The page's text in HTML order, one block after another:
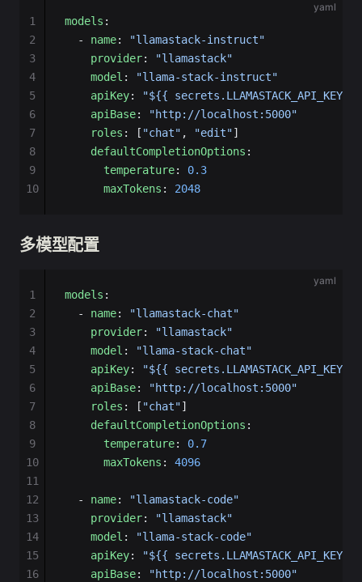
yaml
models :
  -
name:
"llamastack-instruct"
    provider
:
"llamastack"
    model
:
"llama-stack-instruct"
    apiKey
:
"${{ secrets.LLAMASTACK_API_KEY
    apiBase
:
"http://localhost:5000"
    roles
: [ "chat" , "edit"]
    defaultCompletionOptions
:
      temperature
: 0.3
      maxTokens
: 2048
1
2
3
4
5
6
7
8
9
10
多模型配置
yaml
models :
  -
name:
"llamastack-chat"
    provider
:
"llamastack"
    model
:
"llama-stack-chat"
    apiKey
:
"${{ secrets.LLAMASTACK_API_KEY
    apiBase
:
"http://localhost:5000"
    roles
: [ "chat"]
    defaultCompletionOptions
:
      temperature
: 0.7
      maxTokens
: 4096
  -
name:
"llamastack-code"
    provider
:
"llamastack"
    model
:
"llama-stack-code"
    apiKey
:
"${{ secrets.LLAMASTACK_API_KEY
    apiBase
: "http://localhost:5000"
1
2
3
4
5
6
7
8
9
10
11
12
13
14
15
16